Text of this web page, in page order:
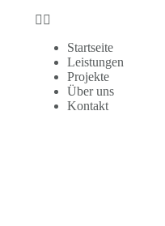
Startseite
Leistungen
Projekte
Über uns
Kontakt